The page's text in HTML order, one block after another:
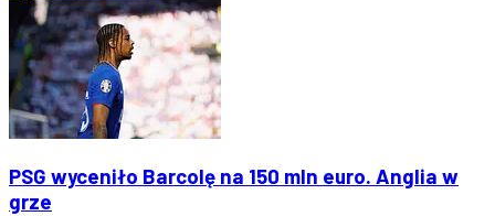
PSG wyceniło Barcolę na 150 mln euro. Anglia w
grze